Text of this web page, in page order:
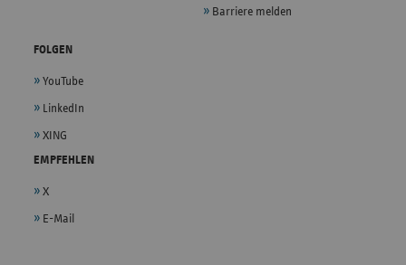
Barriere melden
FOLGEN
YouTube
LinkedIn
XING
EMPFEHLEN
X
E-Mail